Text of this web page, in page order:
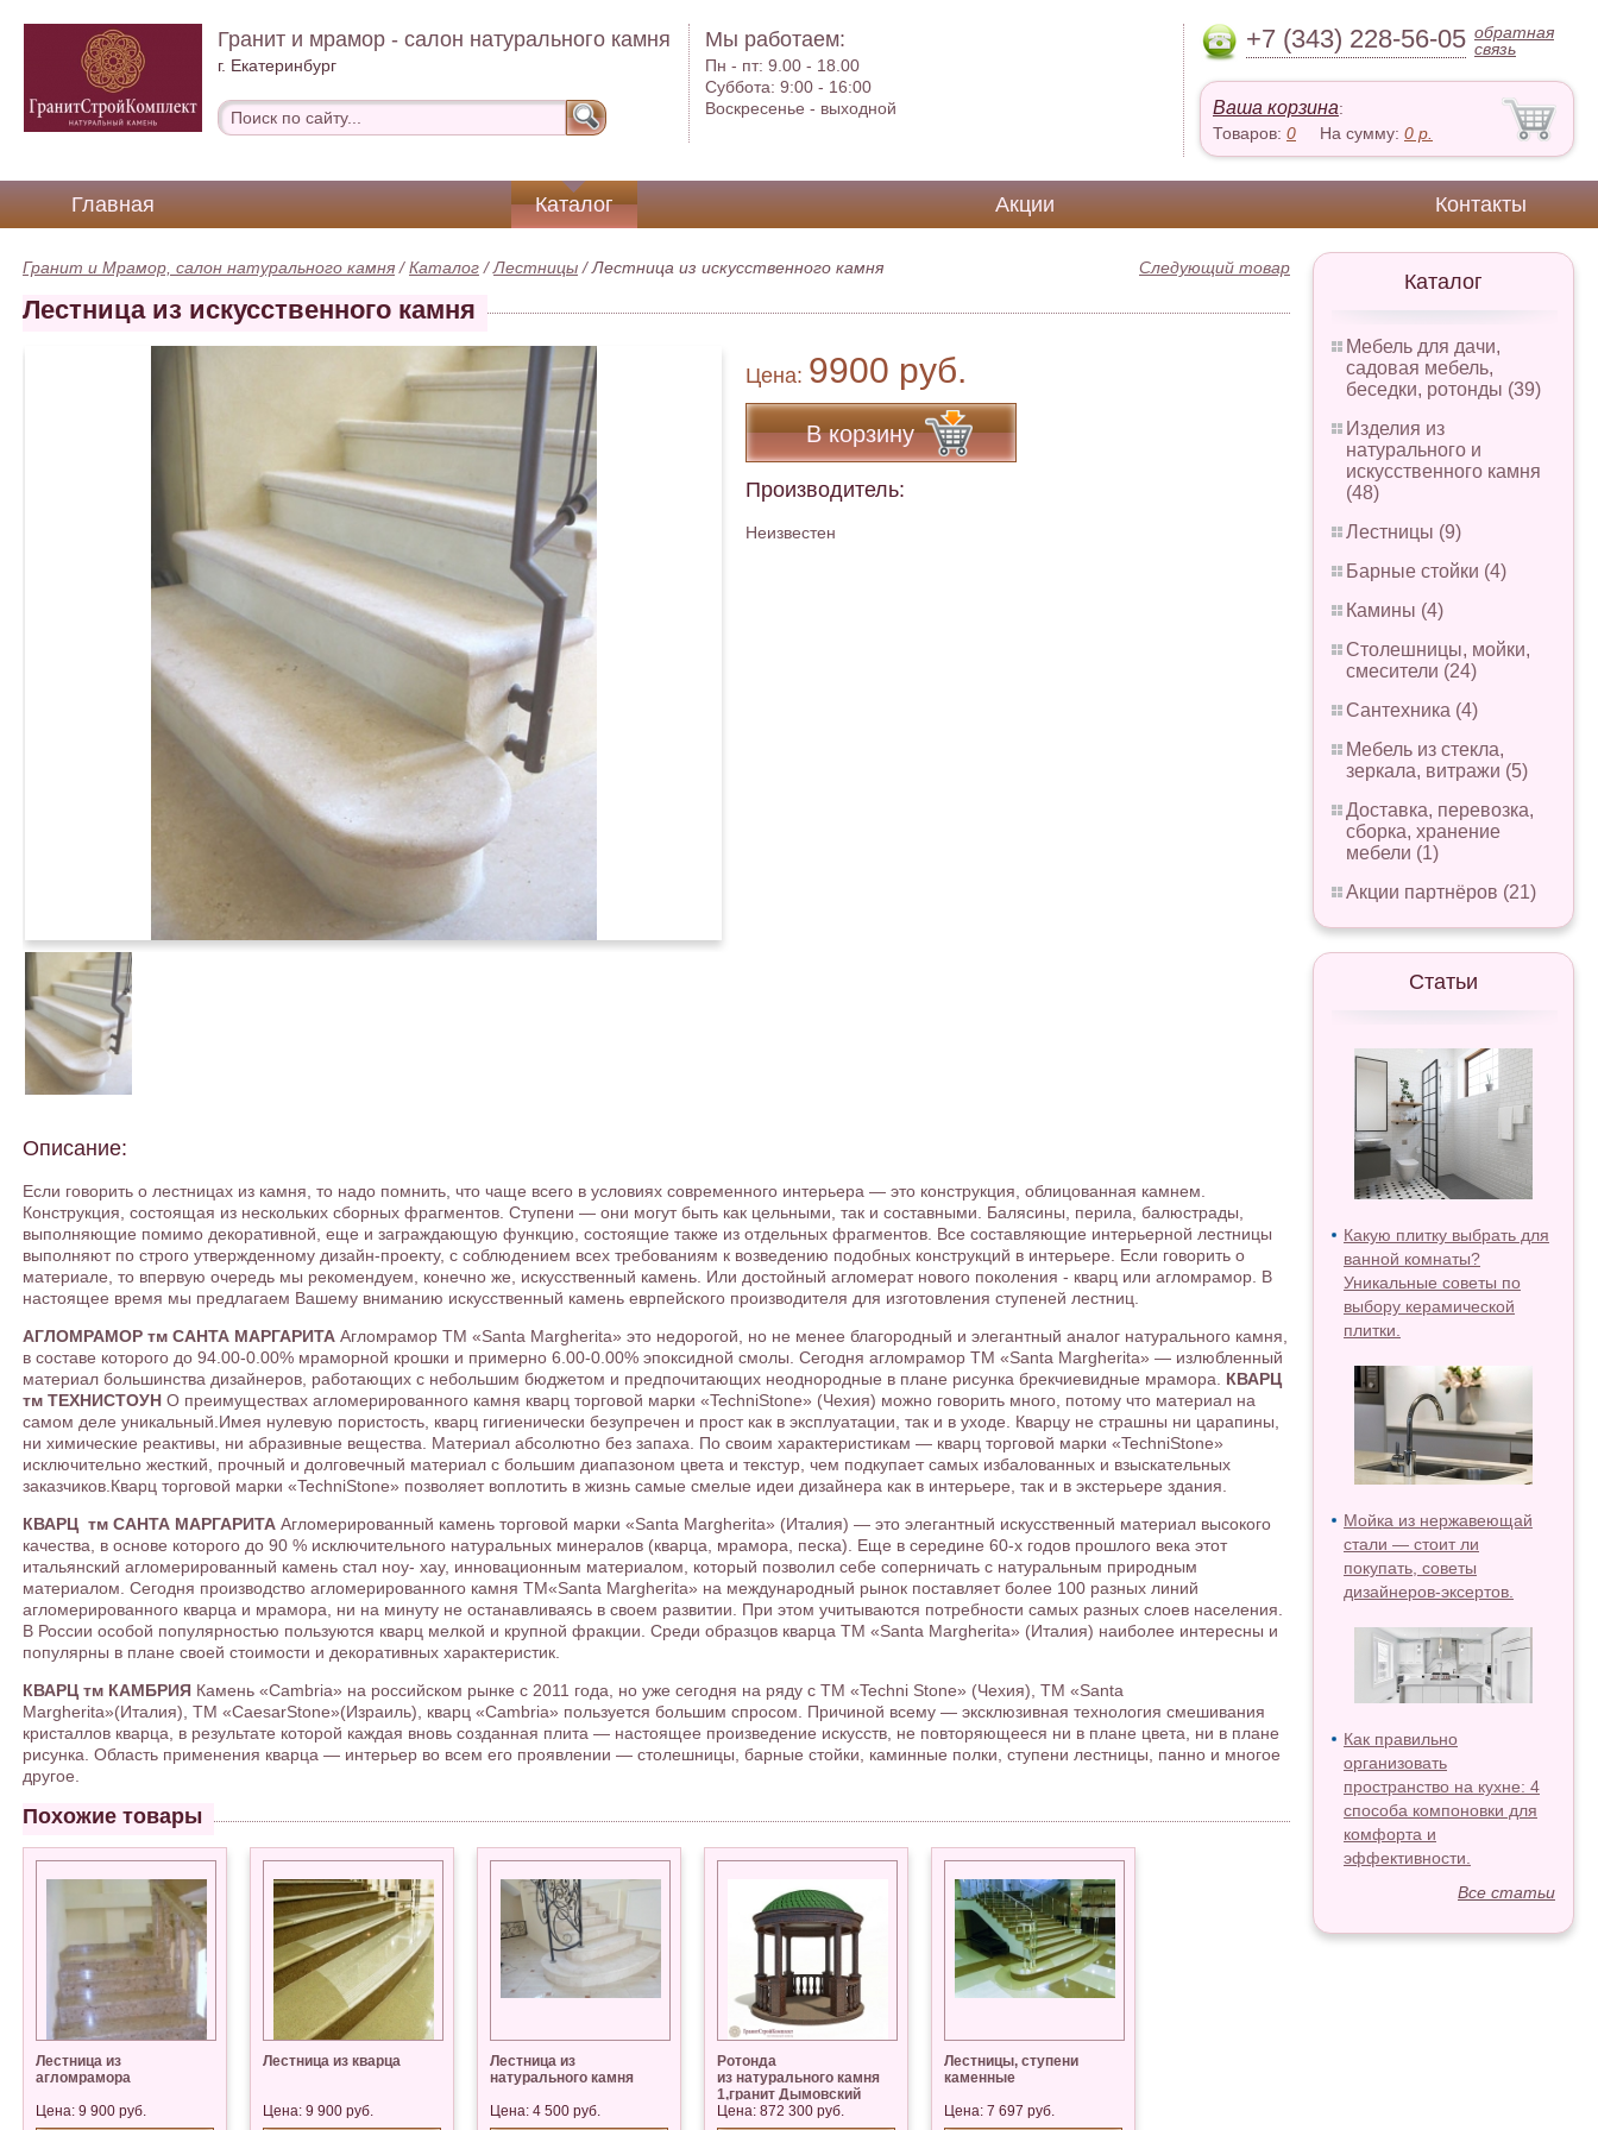
Гранит и мрамор - салон натурального камня
г. Екатеринбург
Мы работаем:
Пн - пт:9.00 - 18.00
Суббота:9:00 - 16:00
Воскресенье - выходной
+7 (343) 228-56-05 обратная
связь
Ваша корзина:
Товаров: 0 На сумму: 0 р.
Главная Каталог Акции Контакты
Каталог
Мебель для дачи,
садовая мебель,
беседки, ротонды (39)
Изделия из
натурального и
искусственного камня
(48)
Лестницы (9)
Барные стойки (4)
Камины (4)
Столешницы, мойки,
смесители (24)
Сантехника (4)
Мебель из стекла,
зеркала, витражи (5)
Доставка, перевозка,
сборка, хранение
мебели (1)
Акции партнёров (21)
Статьи
Какую плитку выбрать для
ванной комнаты?
Уникальные советы по
выбору керамической
плитки.
Мойка из нержавеющай
стали — стоит ли
покупать, советы
дизайнеров-эксертов.
Как правильно
организовать
пространство на кухне: 4
способа компоновки для
комфорта и
эффективности.
Все статьи
Следующий товар
Гранит и Мрамор, салон натурального камня /Каталог /Лестницы /Лестница из искусственного камня
Лестница из искусственного камня
Цена: 9900 руб.
В корзину
Производитель:
Неизвестен
Описание:
Если говорить о лестницах из камня, то надо помнить, что чаще всего в условиях современного интерьера — это конструкция, облицованная камнем.
Конструкция, состоящая из нескольких сборных фрагментов. Ступени — они могут быть как цельными, так и составными. Балясины, перила, балюстрады,
выполняющие помимо декоративной, еще и заграждающую функцию, состоящие также из отдельных фрагментов. Все составляющие интерьерной лестницы
выполняют по строго утвержденному дизайн-проекту, с соблюдением всех требованиям к возведению подобных конструкций в интерьере. Если говорить о
материале, то впервую очередь мы рекомендуем, конечно же, искусственный камень. Или достойный агломерат нового поколения - кварц или агломрамор. В
настоящее время мы предлагаем Вашему вниманию искусственный камень еврпейского производителя для изготовления ступеней лестниц.
АГЛОМРАМОР тм САНТА МАРГАРИТА Агломрамор ТМ «Santa Margherita» это недорогой, но не менее благородный и элегантный аналог натурального камня,
в составе которого до 94.00-0.00% мраморной крошки и примерно 6.00-0.00% эпоксидной смолы. Сегодня агломрамор ТМ «Santa Margherita» — излюбленный
материал большинства дизайнеров, работающих с небольшим бюджетом и предпочитающих неоднородные в плане рисунка брекчиевидные мрамора. КВАРЦ
тм ТЕХНИСТОУН О преимуществах агломерированного камня кварц торговой марки «TechniStone» (Чехия) можно говорить много, потому что материал на
самом деле уникальный.Имея нулевую пористость, кварц гигиенически безупречен и прост как в эксплуатации, так и в уходе. Кварцу не страшны ни царапины,
ни химические реактивы, ни абразивные вещества. Материал абсолютно без запаха. По своим характеристикам — кварц торговой марки «TechniStone»
исключительно жесткий, прочный и долговечный материал с большим диапазоном цвета и текстур, чем подкупает самых избалованных и взыскательных
заказчиков.Кварц торговой марки «TechniStone» позволяет воплотить в жизнь самые смелые идеи дизайнера как в интерьере, так и в экстерьере здания.
КВАРЦ тм САНТА МАРГАРИТА Агломерированный камень торговой марки «Santa Margherita» (Италия) — это элегантный искусственный материал высокого
качества, в основе которого до 90 % исключительного натуральных минералов (кварца, мрамора, песка). Еще в середине 60-х годов прошлого века этот
итальянский агломерированный камень стал ноу- хау, инновационным материалом, который позволил себе соперничать с натуральным природным
материалом. Сегодня производство агломерированного камня ТМ«Santa Margherita» на международный рынок поставляет более 100 разных линий
агломерированного кварца и мрамора, ни на минуту не останавливаясь в своем развитии. При этом учитываются потребности самых разных слоев населения.
В России особой популярностью пользуются кварц мелкой и крупной фракции. Среди образцов кварца ТМ «Santa Margherita» (Италия) наиболее интересны и
популярны в плане своей стоимости и декоративных характеристик.
КВАРЦ тм КАМБРИЯ Камень «Сambria» на российском рынке с 2011 года, но уже сегодня на ряду с ТМ «Techni Stone» (Чехия), ТМ «Santa
Margherita»(Италия), ТМ «CaesarStone»(Израиль), кварц «Сambria» пользуется большим спросом. Причиной всему — эксклюзивная технология смешивания
кристаллов кварца, в результате которой каждая вновь созданная плита — настоящее произведение искусств, не повторяющееся ни в плане цвета, ни в плане
рисунка. Область применения кварца — интерьер во всем его проявлении — столешницы, барные стойки, каминные полки, ступени лестницы, панно и многое
другое.
Похожие товары
Лестница из
агломрамора
Цена: 9 900 руб.
Лестница из кварца
Цена: 9 900 руб.
Лестница из
натурального камня
Цена: 4 500 руб.
Ротонда
из натурального камня
1,гранит Дымовский
Цена: 872 300 руб.
Лестницы, ступени
каменные
Цена: 7 697 руб.